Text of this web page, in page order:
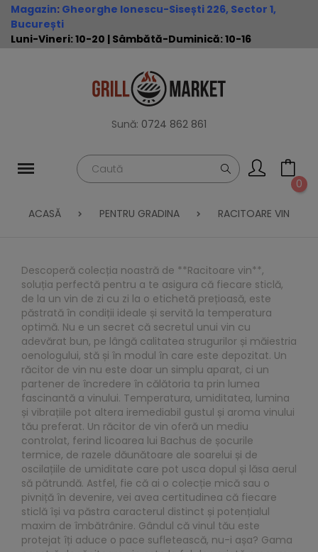
Magazin: Gheorghe Ionescu-Sisești 226, Sector 1,
București
Luni-Vineri: 10-20 | Sâmbătă-Duminică: 10-16
Sună: 0724 862 861
0
ACASĂ PENTRU GRADINA RACITOARE VIN
Descoperă colecția noastră de **Racitoare vin**,
soluția perfectă pentru a te asigura că fiecare sticlă,
de la un vin de zi cu zi la o etichetă prețioasă, este
păstrată în condiții ideale și servită la temperatura
optimă. Nu e un secret că secretul unui vin cu
adevărat bun, pe lângă calitatea strugurilor și măiestria
oenologului, stă și în modul în care este depozitat. Un
răcitor de vin nu este doar un simplu aparat, ci un
partener de încredere în călătoria ta prin lumea
fascinantă a vinului. Temperatura, umiditatea, lumina
și vibrațiile pot altera iremediabil gustul și aroma vinului
tău preferat. Un răcitor de vin oferă un mediu
controlat, ferind licoarea lui Bachus de șocurile
termice, de razele dăunătoare ale soarelui și de
oscilațiile de umiditate care pot usca dopul și lăsa aerul
să pătrundă. Astfel, fie că ai o colecție mică sau o
pivniță în devenire, vei avea certitudinea că fiecare
sticlă își va păstra caracterul distinct și potențialul
maxim de îmbătrânire. Gândul că vinul tău este
protejat îți aduce o pace sufletească, nu-i așa? Gama